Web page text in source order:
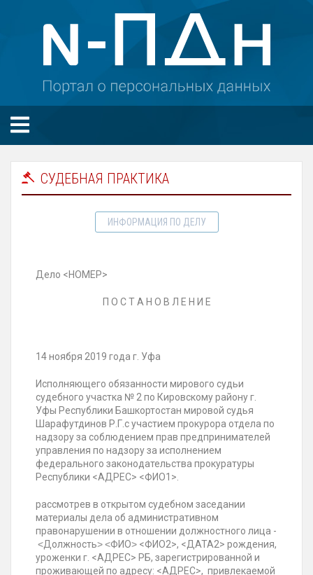
СУДЕБНАЯ ПРАКТИКА
ИНФОРМАЦИЯ ПО ДЕЛУ
Дело <НОМЕР>
П О С Т А Н О В Л Е Н И Е
14 ноября 2019 года г. Уфа
Исполняющего обязанности мирового судьи
судебного участка № 2 по Кировскому району г.
Уфы Республики Башкортостан мировой судья
Шарафутдинов Р.Г.с участием прокурора отдела по
надзору за соблюдением прав предпринимателей
управления по надзору за исполнением
федерального законодательства прокуратуры
Республики <АДРЕС> <ФИО1>.
рассмотрев в открытом судебном заседании
материалы дела об административном
правонарушении в отношении должностного лица -
˂Должность˃ ˂ФИО˃ <ФИО2>, <ДАТА2> рождения,
уроженки г. <АДРЕС> РБ, зарегистрированной и
проживающей по адресу: <АДРЕС>, привлекаемой